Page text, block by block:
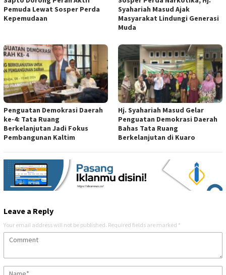
Pemuda Lewat Sosper Perda
Kepemudaan
Syahariah Masud Ajak
Masyarakat Lindungi Generasi
Muda
Penguatan Demokrasi Daerah
ke-4: Tata Ruang
Berkelanjutan Jadi Fokus
Pembangunan Kaltim
Hj. Syahariah Masud Gelar
Penguatan Demokrasi Daerah
Bahas Tata Ruang
Berkelanjutan di Kuaro
Leave a Reply
Your email address will not be published. Required fields are marked *